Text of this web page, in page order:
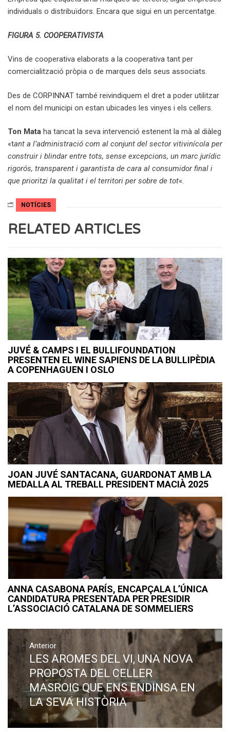
individuals o distribuïdors. Encara que sigui en un percentatge.
FIGURA 5. COOPERATIVISTA
Vins de cooperativa elaborats a la cooperativa tant per
comercialització pròpia o de marques dels seus associats.
Des de CORPINNAT també reivindiquem el dret a poder utilitzar
el nom del municipi on estan ubicades les vinyes i els cellers.
Ton Mata ha tancat la seva intervenció estenent la mà al diàleg
«tant a l’administració com al conjunt del sector vitivinícola per
construir i blindar entre tots, sense excepcions, un marc jurídic
rigorós, transparent i garantista de cara al consumidor final i
que prioritzi la qualitat i el territori per sobre de tot«.
NOTÍCIES
RELATED ARTICLES
JUVÉ & CAMPS I EL BULLIFOUNDATION
PRESENTEN EL WINE SAPIENS DE LA BULLIPÈDIA
A COPENHAGUEN I OSLO
JOAN JUVÉ SANTACANA, GUARDONAT AMB LA
MEDALLA AL TREBALL PRESIDENT MACIÀ 2025
ANNA CASABONA PARÍS, ENCAPÇALA L’ÚNICA
CANDIDATURA PRESENTADA PER PRESIDIR
L’ASSOCIACIÓ CATALANA DE SOMMELIERS
Navegació
d'entrades
Anterior
Previous
post:
LES AROMES DEL VI, UNA NOVA
PROPOSTA DEL CELLER
MASROIG QUE ENS ENDINSA EN
LA SEVA HISTÒRIA